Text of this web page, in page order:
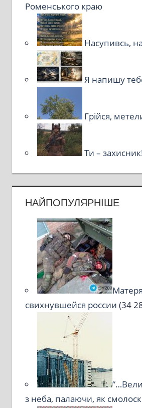
Роменського краю
Насупивсь,
Я напишу
Грійся,
Ти –
НАЙПОПУЛЯРНІШЕ
свихнувшейся россии (34
з неба, палаючи, як